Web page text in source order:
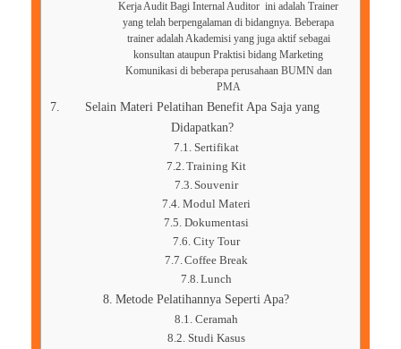
Kerja Audit Bagi Internal Auditor ini adalah Trainer
yang telah berpengalaman di bidangnya. Beberapa
trainer adalah Akademisi yang juga aktif sebagai
konsultan ataupun Praktisi bidang Marketing
Komunikasi di beberapa perusahaan BUMN dan
PMA
Selain Materi Pelatihan Benefit Apa Saja yang
Didapatkan?
Sertifikat
Training Kit
Souvenir
Modul Materi
Dokumentasi
City Tour
Coffee Break
Lunch
Metode Pelatihannya Seperti Apa?
Ceramah
Studi Kasus